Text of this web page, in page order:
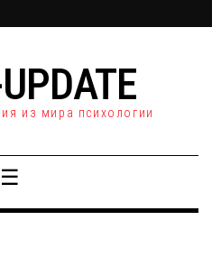
из мира психологии
☰